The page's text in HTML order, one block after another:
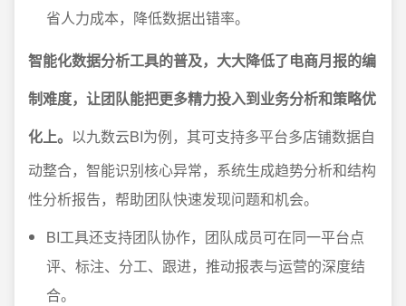
省人力成本，降低数据出错率。
智能化数据分析工具的普及，大大降低了电商月报的编
制难度，让团队能把更多精力投入到业务分析和策略优
化上。 以九数云BI为例，其可支持多平台多店铺数据自
动整合，智能识别核心异常，系统生成趋势分析和结构
性分析报告，帮助团队快速发现问题和机会。
BI工具还支持团队协作，团队成员可在同一平台点
评、标注、分工、跟进，推动报表与运营的深度结
合。